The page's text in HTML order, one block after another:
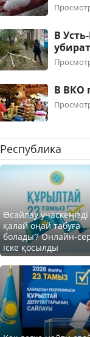
В
В ВКО
Республика
Өсайлау учаскеңізді
қалай оңай табуға
болады? Онлайн-
іске қосылды